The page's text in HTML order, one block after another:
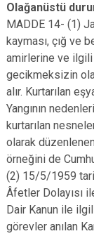
Olağanüstü
MADDE 14- (1)
kayması, çığ ve
amirlerine ve ilgili
gecikmeksizin
alır. Kurtarılan
Yangının
kurtarılan
olarak
örneğini de
(2) 15/5/1959
Âfetler Dolayısı
Dair Kanun ile
görevler anılan